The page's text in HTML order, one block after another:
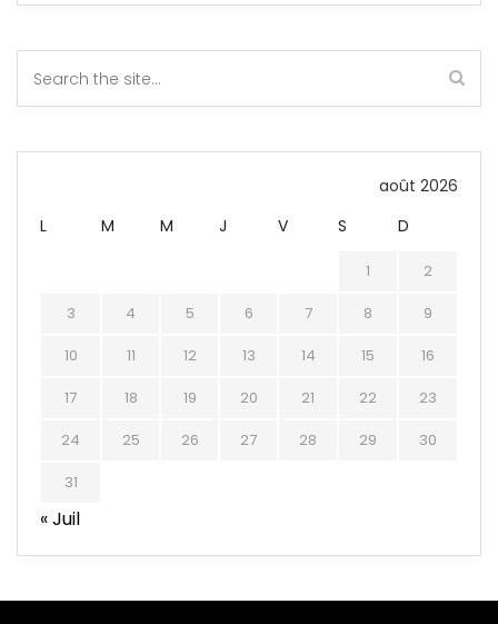
août 2026
L
M M J V S D
1
2
3
4 5 6 7 8
9
10
11 12 13 14 15
16
17
18 19 20 21 22
23
24
25 26 27 28 29
30
31
« Juil